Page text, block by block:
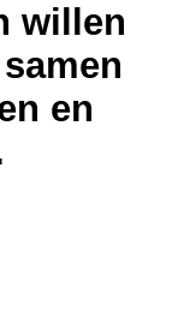
willen
en